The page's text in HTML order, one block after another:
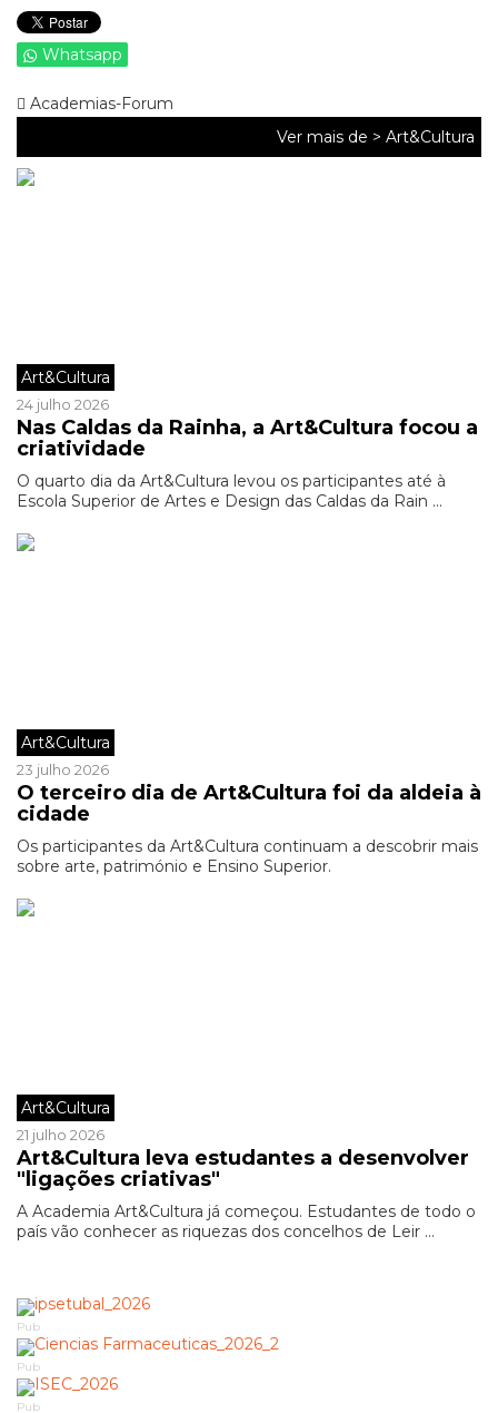
Whatsapp
Academias-Forum
Ver mais de > Art&Cultura
Art&Cultura
24 julho 2026
Nas Caldas da Rainha, a Art&Cultura focou a
criatividade
O quarto dia da Art&Cultura levou os participantes até à
Escola Superior de Artes e Design das Caldas da Rain ...
Art&Cultura
23 julho 2026
O terceiro dia de Art&Cultura foi da aldeia à
cidade
Os participantes da Art&Cultura continuam a descobrir mais
sobre arte, património e Ensino Superior.
Art&Cultura
21 julho 2026
Art&Cultura leva estudantes a desenvolver
"ligações criativas"
A Academia Art&Cultura já começou. Estudantes de todo o
país vão conhecer as riquezas dos concelhos de Leir ...
Pub
Pub
Pub